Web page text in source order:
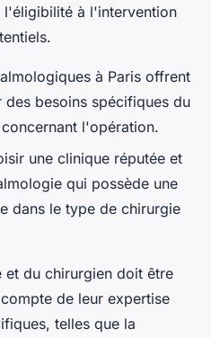
à l'intervention
à Paris offrent
besoins spécifiques du
l'opération.
une clinique réputée et
qui possède une
dans le type de chirurgie
et du chirurgien doit être
de leur expertise
telles que la